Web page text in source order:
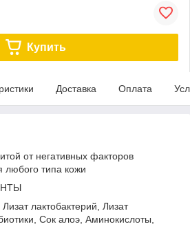
Купить
Доставка Оплата
от негативных факторов
типа кожи
лактобактерий, Лизат
Сок алоэ, Аминокислоты,